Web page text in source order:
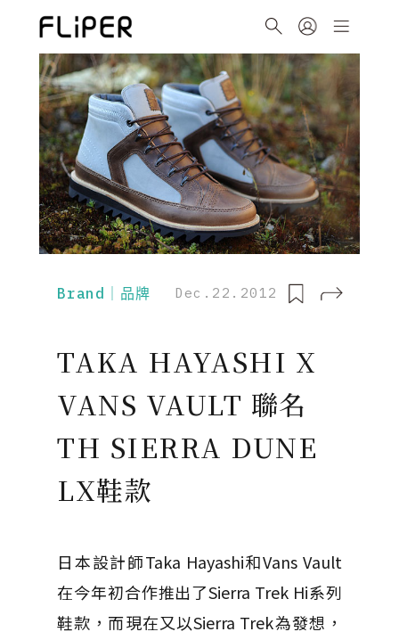
Brand｜品牌 Dec.22.2012
TAKA HAYASHI X
VANS VAULT 聯名
TH SIERRA DUNE
LX鞋款
日本設計師Taka Hayashi和Vans Vault
在今年初合作推出了Sierra Trek Hi系列
鞋款，而現在又以Sierra Trek為發想，